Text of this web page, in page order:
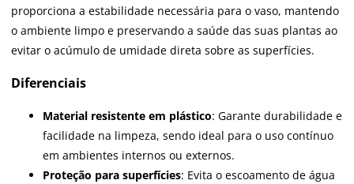
proporciona a estabilidade necessária para o vaso, mantendo
o ambiente limpo e preservando a saúde das suas plantas ao
evitar o acúmulo de umidade direta sobre as superfícies.
Diferenciais
Material resistente em plástico: Garante durabilidade e
facilidade na limpeza, sendo ideal para o uso contínuo
em ambientes internos ou externos.
Proteção para superfícies: Evita o escoamento de água